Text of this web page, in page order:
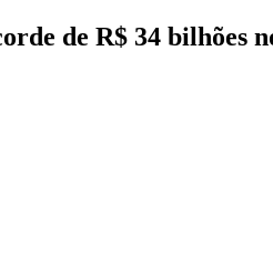
de R$ 34 bilhões